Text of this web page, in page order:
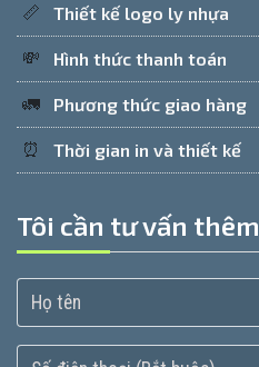
📏 Thiết kế logo ly nhựa
💸 Hình thức thanh toán
🚛 Phương thức giao hàng
⏰ Thời gian in và thiết kế
Tôi cần tư vấn thêm